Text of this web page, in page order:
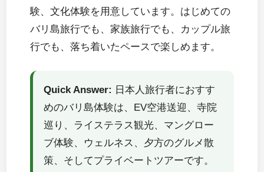
験、文化体験を用意しています。はじめての
バリ島旅行でも、家族旅行でも、カップル旅
行でも、落ち着いたペースで楽しめます。
Quick Answer: 日本人旅行者におすす
めのバリ島体験は、EV空港送迎、寺院
巡り、ライステラス観光、マングロー
ブ体験、ウェルネス、夕方のグルメ散
策、そしてプライベートツアーです。